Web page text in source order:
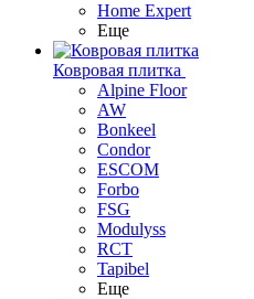
Home Expert
Еще
Ковровая плитка
Alpine Floor
AW
Bonkeel
Condor
ESCOM
Forbo
FSG
Modulyss
RCT
Tapibel
Еще